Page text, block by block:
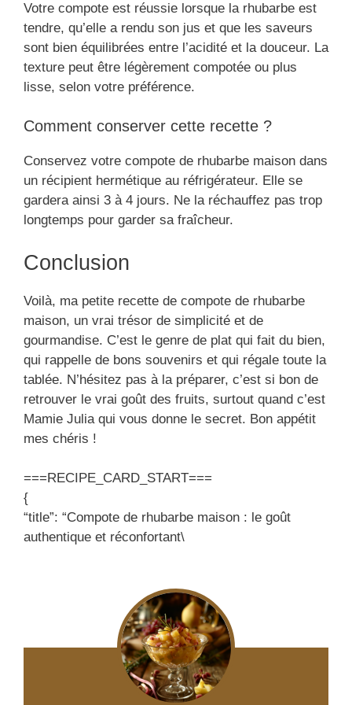
Votre compote est réussie lorsque la rhubarbe est
tendre, qu’elle a rendu son jus et que les saveurs
sont bien équilibrées entre l’acidité et la douceur. La
texture peut être légèrement compotée ou plus
lisse, selon votre préférence.
Comment conserver cette recette ?
Conservez votre compote de rhubarbe maison dans
un récipient hermétique au réfrigérateur. Elle se
gardera ainsi 3 à 4 jours. Ne la réchauffez pas trop
longtemps pour garder sa fraîcheur.
Conclusion
Voilà, ma petite recette de compote de rhubarbe
maison, un vrai trésor de simplicité et de
gourmandise. C’est le genre de plat qui fait du bien,
qui rappelle de bons souvenirs et qui régale toute la
tablée. N’hésitez pas à la préparer, c’est si bon de
retrouver le vrai goût des fruits, surtout quand c’est
Mamie Julia qui vous donne le secret. Bon appétit
mes chéris !
===RECIPE_CARD_START===
{
“title”: “Compote de rhubarbe maison : le goût
authentique et réconfortant\